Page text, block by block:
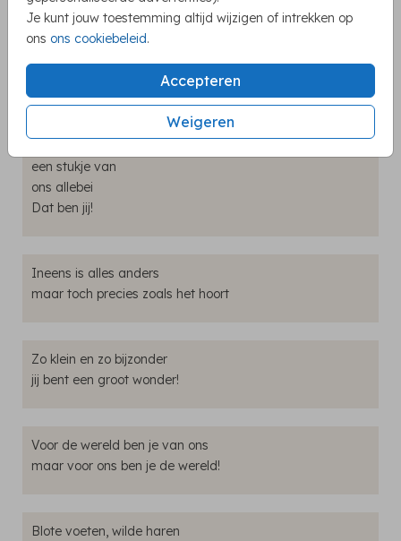
Je kunt jouw toestemming altijd wijzigen of intrekken op
ons ons cookiebeleid.
Accepteren
Weigeren
Mama's liefde zullen we
moeten delen
Papa's trots zijn we allebei
Maar als broertje ben je alleen van mij
een stukje van
ons allebei
Dat ben jij!
Ineens is alles anders
maar toch precies zoals het hoort
Zo klein en zo bijzonder
jij bent een groot wonder!
Voor de wereld ben je van ons
maar voor ons ben je de wereld!
Blote voeten, wilde haren